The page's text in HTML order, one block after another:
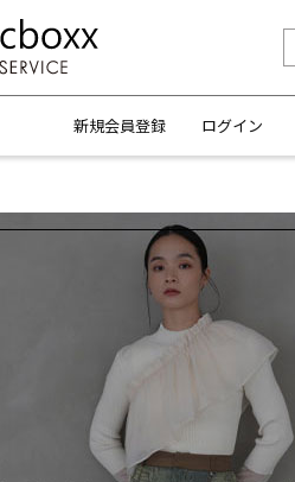
新規会員登録 ログイン